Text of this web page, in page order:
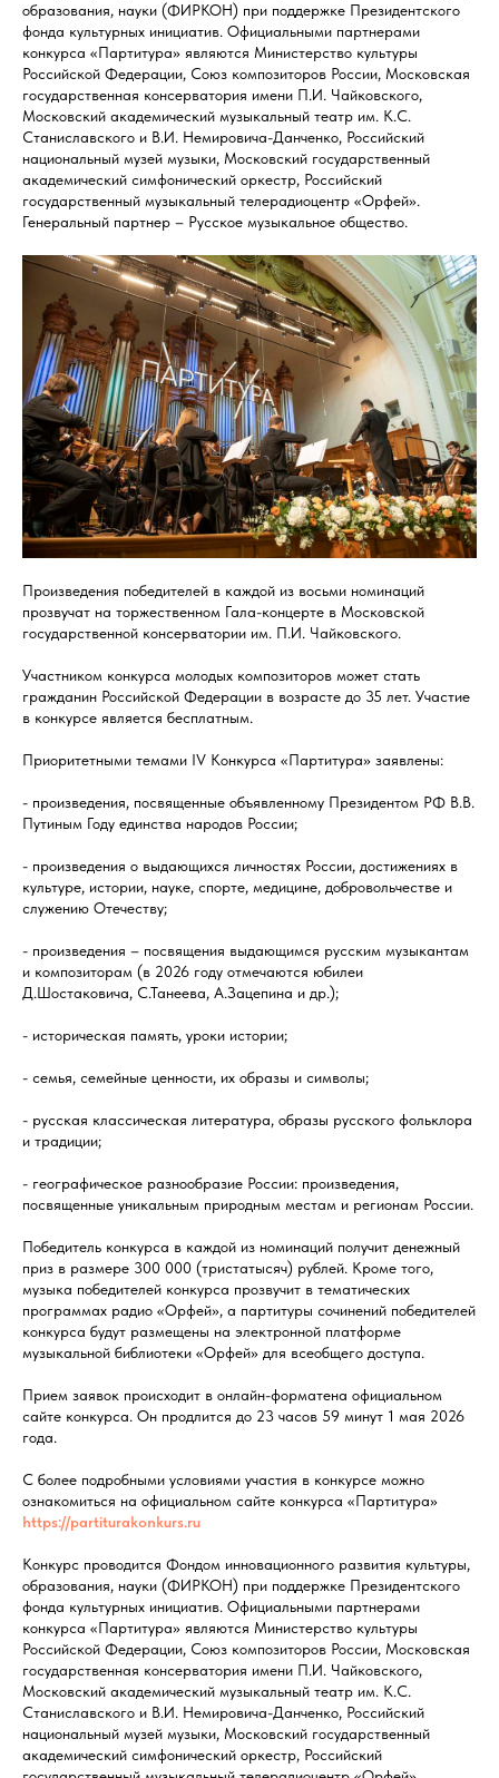
образования, науки (ФИРКОН) при поддержке Президентского
фонда культурных инициатив. Официальными партнерами
конкурса «Партитура» являются Министерство культуры
Российской Федерации, Союз композиторов России, Московская
государственная консерватория имени П.И. Чайковского,
Московский академический музыкальный театр им. К.С.
Станиславского и В.И. Немировича-Данченко, Российский
национальный музей музыки, Московский государственный
академический симфонический оркестр, Российский
государственный музыкальный телерадиоцентр «Орфей».
Генеральный партнер – Русское музыкальное общество.
Произведения победителей в каждой из восьми номинаций
прозвучат на торжественном Гала-концерте в Московской
государственной консерватории им. П.И. Чайковского.
Участником конкурса молодых композиторов может стать
гражданин Российской Федерации в возрасте до 35 лет. Участие
в конкурсе является бесплатным.
Приоритетными темами IV Конкурса «Партитура» заявлены:
- произведения, посвященные объявленному Президентом РФ В.В.
Путиным Году единства народов России;
- произведения о выдающихся личностях России, достижениях в
культуре, истории, науке, спорте, медицине, добровольчестве и
служению Отечеству;
- произведения – посвящения выдающимся русским музыкантам
и композиторам (в 2026 году отмечаются юбилеи
Д.Шостаковича, С.Танеева, А.Зацепина и др.);
- историческая память, уроки истории;
- семья, семейные ценности, их образы и символы;
- русская классическая литература, образы русского фольклора
и традиции;
- географическое разнообразие России: произведения,
посвященные уникальным природным местам и регионам России.
Победитель конкурса в каждой из номинаций получит денежный
приз в размере 300 000 (тристатысяч) рублей. Кроме того,
музыка победителей конкурса прозвучит в тематических
программах радио «Орфей», а партитуры сочинений победителей
конкурса будут размещены на электронной платформе
музыкальной библиотеки «Орфей» для всеобщего доступа.
Прием заявок происходит в онлайн-форматена официальном
сайте конкурса. Он продлится до 23 часов 59 минут 1 мая 2026
года.
С более подробными условиями участия в конкурсе можно
ознакомиться на официальном сайте конкурса «Партитура»
https://partiturakonkurs.ru
Конкурс проводится Фондом инновационного развития культуры,
образования, науки (ФИРКОН) при поддержке Президентского
фонда культурных инициатив. Официальными партнерами
конкурса «Партитура» являются Министерство культуры
Российской Федерации, Союз композиторов России, Московская
государственная консерватория имени П.И. Чайковского,
Московский академический музыкальный театр им. К.С.
Станиславского и В.И. Немировича-Данченко, Российский
национальный музей музыки, Московский государственный
академический симфонический оркестр, Российский